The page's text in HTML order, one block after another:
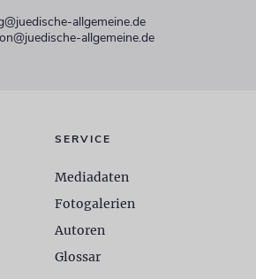
allgemeine.de
allgemeine.de
SERVICE
Mediadaten
Fotogalerien
Autoren
Glossar